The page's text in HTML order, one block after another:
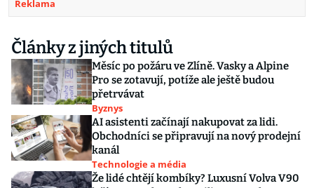
Reklama
Články z jiných titulů
Měsíc po požáru ve Zlíně. Vasky a Alpine
Pro se zotavují, potíže ale ještě budou
přetrvávat
Byznys
AI asistenti začínají nakupovat za lidi.
Obchodníci se připravují na nový prodejní
kanál
Technologie a média
Že lidé chtějí kombíky? Luxusní Volva V90